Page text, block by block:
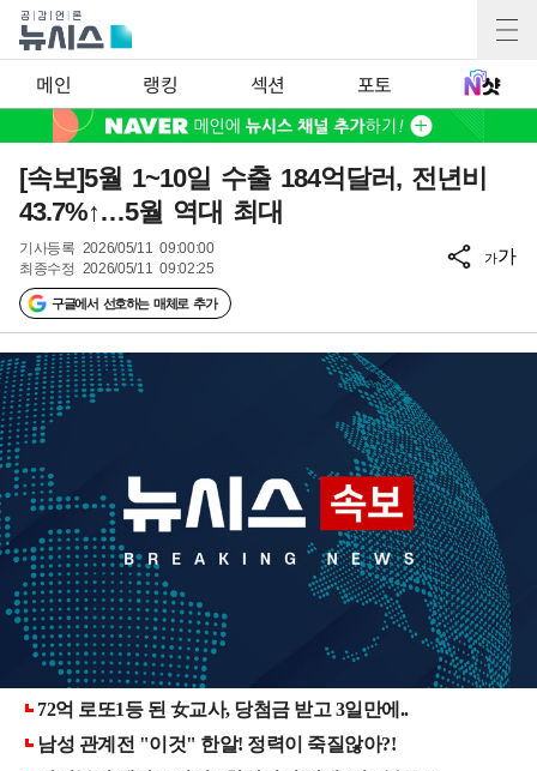
메인 랭킹 섹션 포토
[속보]5월 1~10일 수출 184억달러, 전년비
43.7%↑…5월 역대 최대
기사등록 2026/05/11 09:00:00
최종수정 2026/05/11 09:02:25
구글에서 선호하는 매체로 추가
가가